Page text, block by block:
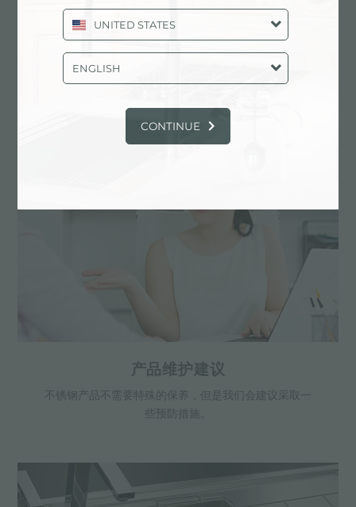
定制化设计
实现定制化是Foster产品的独特元素。
产品维护建议
不锈钢产品不需要特殊的保养，但是我们会建议采取一
些预防措施。
UNITED STATES
ENGLISH
CONTINUE